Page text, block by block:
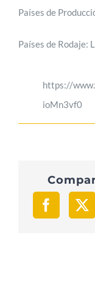
Países de
Países de Rodaje:
https://
ioMn3vf0